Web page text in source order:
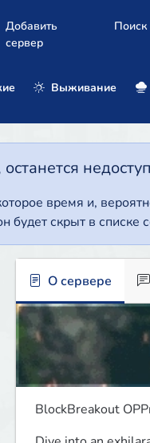
Добавить
сервер
Поиск
Выживание
время и,
будет скрыт в
О сервере
BlockBreakout